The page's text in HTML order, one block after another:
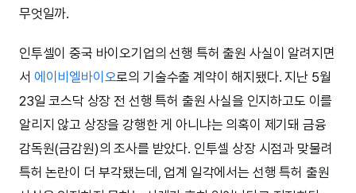
무엇일까.
인투셀이 중국 바이오기업의 선행 특허 출원 사실이 알려지면
서 에이비엘바이오로의 기술수출 계약이 해지됐다. 지난 5월
23일 코스닥 상장 전 선행 특허 출원 사실을 인지하고도 이를
알리지 않고 상장을 강행한 게 아니냐는 의혹이 제기돼 금융
감독원(금감원)의 조사를 받았다. 인투셀 상장 시점과 맞물려
특허 논란이 더 부각됐는데, 업계 일각에서는 선행 특허 출원